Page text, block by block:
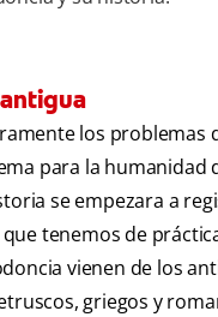
los problemas
para la humanidad
se empezara a
tenemos de
vienen de los
griegos y